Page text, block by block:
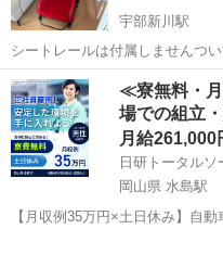
宇部新川駅
シートレールは付属しませんつ
が現物確認して直接引き渡し希
山口 宇部市 宇部新川駅
≪寮無料・
場での組立
月給261,000
日研トータル
岡山県 水島駅
【月収例35万円×土日休み】自